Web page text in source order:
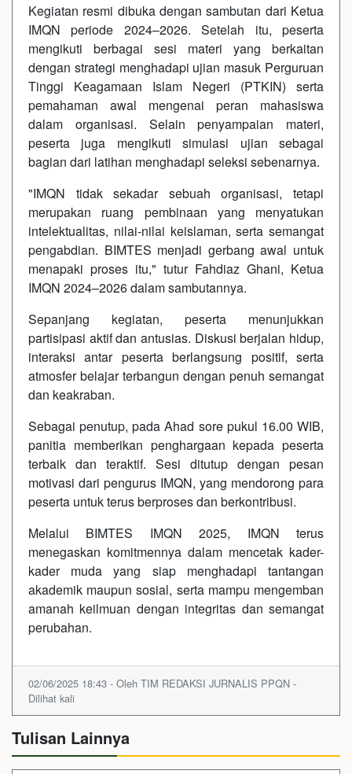
Kegiatan resmi dibuka dengan sambutan dari Ketua
IMQN periode 2024–2026. Setelah itu, peserta
mengikuti berbagai sesi materi yang berkaitan
dengan strategi menghadapi ujian masuk Perguruan
Tinggi Keagamaan Islam Negeri (PTKIN) serta
pemahaman awal mengenai peran mahasiswa
dalam organisasi. Selain penyampaian materi,
peserta juga mengikuti simulasi ujian sebagai
bagian dari latihan menghadapi seleksi sebenarnya.
"IMQN tidak sekadar sebuah organisasi, tetapi
merupakan ruang pembinaan yang menyatukan
intelektualitas, nilai-nilai keislaman, serta semangat
pengabdian. BIMTES menjadi gerbang awal untuk
menapaki proses itu," tutur Fahdiaz Ghani, Ketua
IMQN 2024–2026 dalam sambutannya.
Sepanjang kegiatan, peserta menunjukkan
partisipasi aktif dan antusias. Diskusi berjalan hidup,
interaksi antar peserta berlangsung positif, serta
atmosfer belajar terbangun dengan penuh semangat
dan keakraban.
Sebagai penutup, pada Ahad sore pukul 16.00 WIB,
panitia memberikan penghargaan kepada peserta
terbaik dan teraktif. Sesi ditutup dengan pesan
motivasi dari pengurus IMQN, yang mendorong para
peserta untuk terus berproses dan berkontribusi.
Melalui BIMTES IMQN 2025, IMQN terus
menegaskan komitmennya dalam mencetak kader-
kader muda yang siap menghadapi tantangan
akademik maupun sosial, serta mampu mengemban
amanah keilmuan dengan integritas dan semangat
perubahan.
02/06/2025 18:43 - Oleh TIM REDAKSI JURNALIS PPQN -
Dilihat kali
Tulisan Lainnya